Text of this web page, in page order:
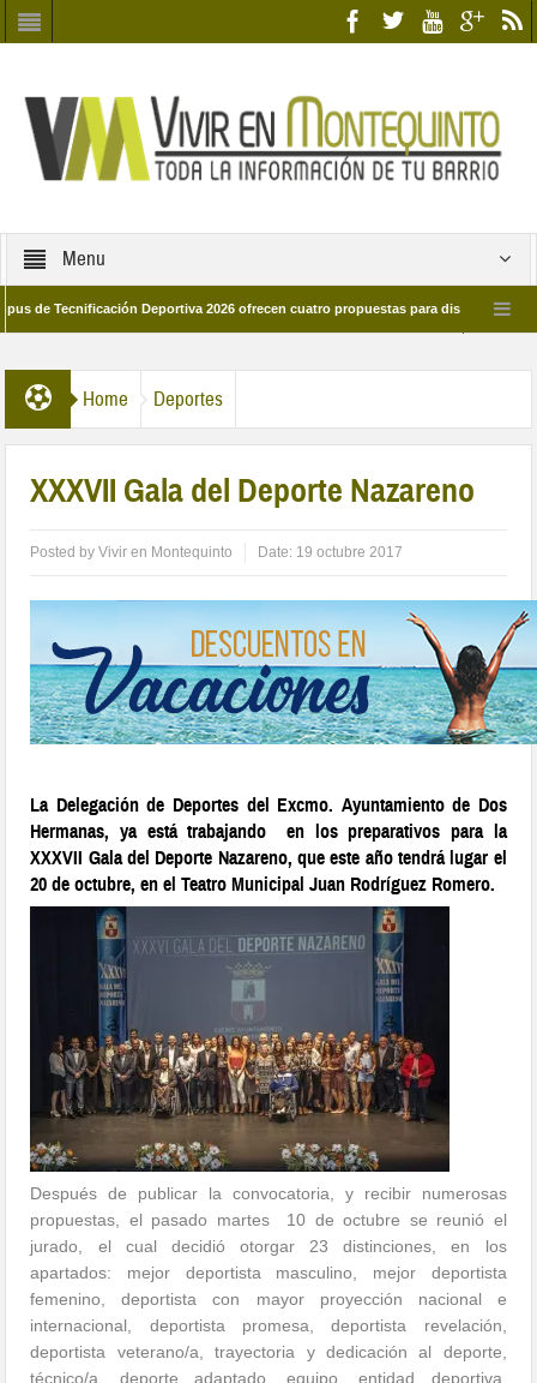
Menu
Tecnificación Deportiva 2026 ofrecen cuatro propuestas para disfrutar del deporte
Home Deportes
XXXVII Gala del Deporte Nazareno
Posted byVivir en Montequinto Date: 19 octubre 2017
La Delegación de Deportes del Excmo. Ayuntamiento de Dos
Hermanas, ya está trabajando en los preparativos para la
XXXVII Gala del Deporte Nazareno, que este año tendrá lugar el
20 de octubre, en el Teatro Municipal Juan Rodríguez Romero.
Después de publicar la convocatoria, y recibir numerosas
propuestas, el pasado martes 10 de octubre se reunió el
jurado, el cual decidió otorgar 23 distinciones, en los
apartados: mejor deportista masculino, mejor deportista
femenino, deportista con mayor proyección nacional e
internacional, deportista promesa, deportista revelación,
deportista veterano/a, trayectoria y dedicación al deporte,
técnico/a, deporte adaptado, equipo, entidad deportiva,